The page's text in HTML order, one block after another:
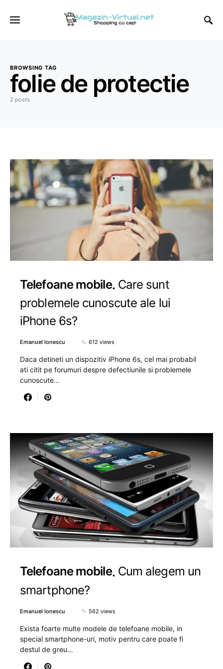
BROWSING TAG
folie de protectie
2 posts
Telefoane mobile Care sunt
problemele cunoscute ale lui
iPhone 6s?
Emanuel Ionescu 612 views
Daca detineti un dispozitiv iPhone 6s, cel mai probabil
ati citit pe forumuri despre defectiunile si problemele
cunoscute…
Telefoane mobile Cum alegem un
smartphone?
Emanuel Ionescu 562 views
Exista foarte multe modele de telefoane mobile, in
special smartphone-uri, motiv pentru care poate fi
destul de greu…